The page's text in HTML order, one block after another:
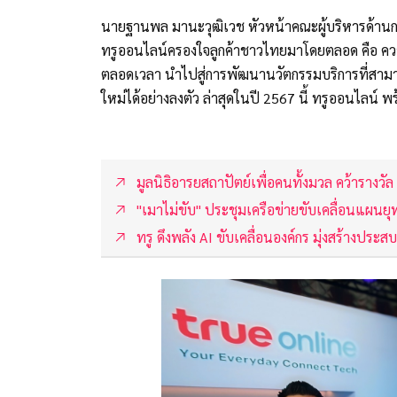
นายฐานพล มานะวุฒิเวช หัวหน้าคณะผู้บริหารด้าน
ทรูออนไลน์ครองใจลูกค้าชาวไทยมาโดยตลอด คือ
ตลอดเวลา นำไปสู่การพัฒนานวัตกรรมบริการที่สา
ใหม่ได้อย่างลงตัว ล่าสุดในปี 2567 นี้ ทรูออนไลน์
มูลนิธิอารยสถาปัตย์เพื่อคนทั้งมวล คว้ารางวั
"เมาไม่ขับ" ประชุมเครือข่ายขับเคลื่อนแผน
ทรู ดึงพลัง AI ขับเคลื่อนองค์กร มุ่งสร้างประส